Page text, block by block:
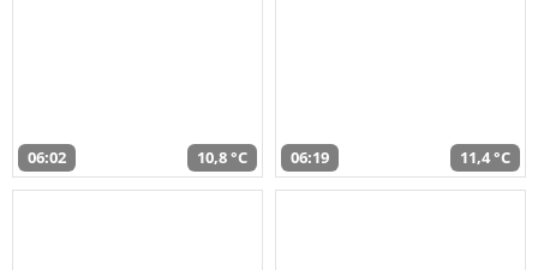
06:02 10,8 °C 06:19 11,4 °C